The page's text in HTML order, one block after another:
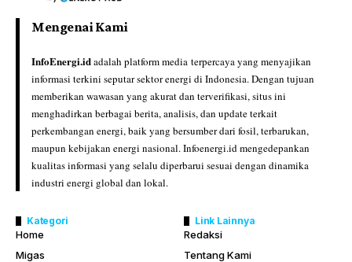
Mengenai Kami
InfoEnergi.idadalah platform media terpercaya yang menyajikan
informasi terkini seputar sektor energi di Indonesia. Dengan tujuan
memberikan wawasan yang akurat dan terverifikasi, situs ini
menghadirkan berbagai berita, analisis, dan update terkait
perkembangan energi, baik yang bersumber dari fosil, terbarukan,
maupun kebijakan energi nasional. Infoenergi.id mengedepankan
kualitas informasi yang selalu diperbarui sesuai dengan dinamika
industri energi global dan lokal.
Kategori
Home
Migas
Link Lainnya
Redaksi
Tentang Kami